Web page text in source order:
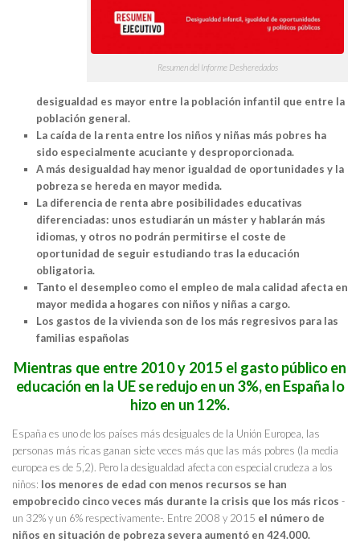
Resumen del Informe Desheredados
desigualdad es mayor entre la población infantil que entre la
población general.
La caída de la renta entre los niños y niñas más pobres ha
sido especialmente acuciante y desproporcionada.
A más desigualdad hay menor igualdad de oportunidades y la
pobreza se hereda en mayor medida.
La diferencia de renta abre posibilidades educativas
diferenciadas: unos estudiarán un máster y hablarán más
idiomas, y otros no podrán permitirse el coste de
oportunidad de seguir estudiando tras la educación
obligatoria.
Tanto el desempleo como el empleo de mala calidad afecta en
mayor medida a hogares con niños y niñas a cargo.
Los gastos de la vivienda son de los más regresivos para las
familias españolas
Mientras que entre 2010 y 2015 el gasto público en
educación en la UE se redujo en un 3%, en España lo
hizo en un 12%.
España es uno de los países más desiguales de la Unión Europea, las
personas más ricas ganan siete veces más que las más pobres (la media
europea es de 5,2). Pero la desigualdad afecta con especial crudeza a los
niños: los menores de edad con menos recursos se han
empobrecido cinco veces más durante la crisis que los más ricos -
un 32% y un 6% respectivamente-. Entre 2008 y 2015 el número de
niños en situación de pobreza severa aumentó en 424.000.